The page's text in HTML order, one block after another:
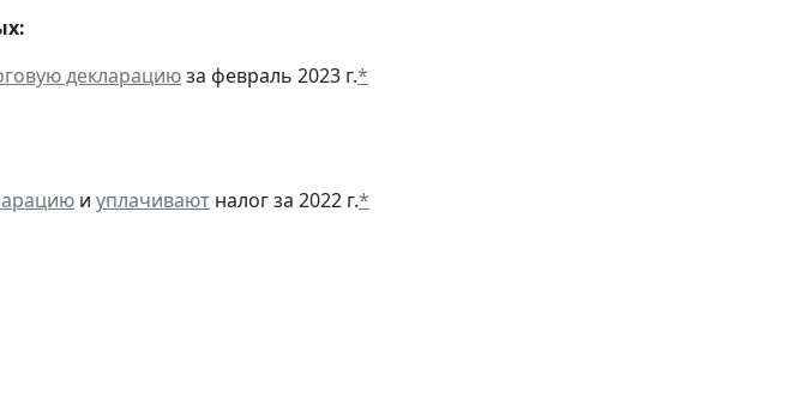
декларациюза февраль 2023 г.*
и уплачивают налог за 2022 г.*